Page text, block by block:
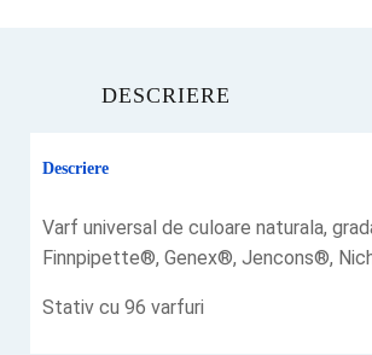
DESCRIERE
Descriere
Varf universal de culoare naturala,
Finnpipette®, Genex®, Jencons®,
Stativ cu 96 varfuri